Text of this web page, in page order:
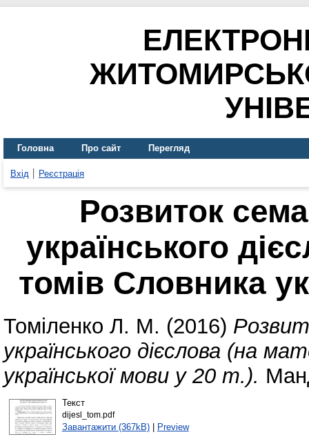
Головна Про сайт Перегляд
Вхід Реєстрація
Розвиток
українського
томів Словника
Томіленко Л. М. (2016)
українського дієслова (на
української мови у 20 т.).
Текст
dijesl_tom.pdf
Завантажити (367kB)| Preview